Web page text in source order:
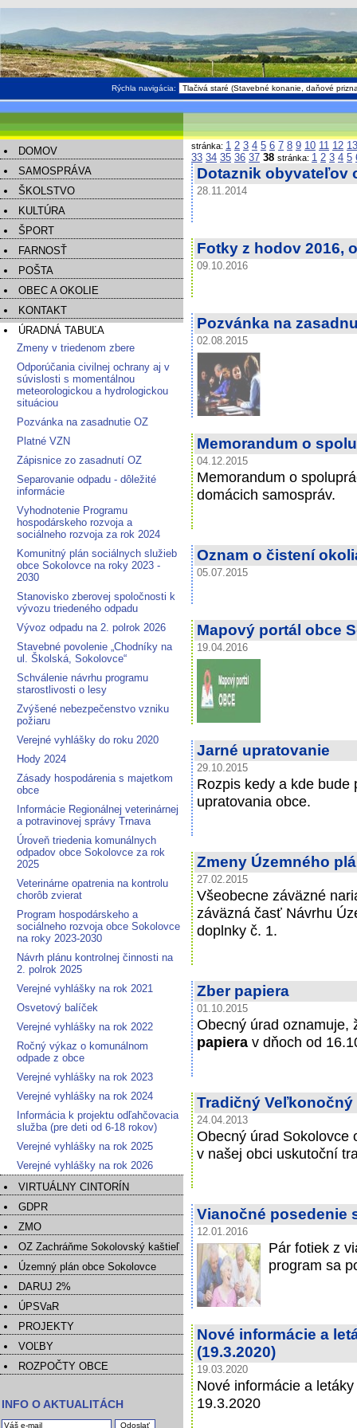
Rýchla navigácia:
DOMOV
SAMOSPRÁVA
ŠKOLSTVO
KULTÚRA
ŠPORT
FARNOSŤ
POŠTA
OBEC A OKOLIE
KONTAKT
ÚRADNÁ TABUĽA
Zmeny v triedenom zbere
Odporúčania civilnej ochrany aj v
súvislosti s momentálnou
meteorologickou a hydrologickou
situáciou
Pozvánka na zasadnutie OZ
Platné VZN
Zápisnice zo zasadnutí OZ
Separovanie odpadu - dôležité
informácie
Vyhodnotenie Programu
hospodárskeho rozvoja a
sociálneho rozvoja za rok 2024
Komunitný plán sociálnych služieb
obce Sokolovce na roky 2023 -
2030
Stanovisko zberovej spoločnosti k
vývozu triedeného odpadu
Vývoz odpadu na 2. polrok 2026
Stavebné povolenie „Chodníky na
ul. Školská, Sokolovce“
Schválenie návrhu programu
starostlivosti o lesy
Zvýšené nebezpečenstvo vzniku
požiaru
Verejné vyhlášky do roku 2020
Hody 2024
Zásady hospodárenia s majetkom
obce
Informácie Regionálnej veterinárnej
a potravinovej správy Trnava
Úroveň triedenia komunálnych
odpadov obce Sokolovce za rok
2025
Veterinárne opatrenia na kontrolu
chorôb zvierat
Program hospodárskeho a
sociálneho rozvoja obce Sokolovce
na roky 2023-2030
Návrh plánu kontrolnej činnosti na
2. polrok 2025
Verejné vyhlášky na rok 2021
Osvetový balíček
Verejné vyhlášky na rok 2022
Ročný výkaz o komunálnom
odpade z obce
Verejné vyhlášky na rok 2023
Verejné vyhlášky na rok 2024
Informácia k projektu odľahčovacia
služba (pre deti od 6-18 rokov)
Verejné vyhlášky na rok 2025
Verejné vyhlášky na rok 2026
VIRTUÁLNY CINTORÍN
GDPR
ZMO
OZ Zachráňme Sokolovský kaštieľ
Územný plán obce Sokolovce
DARUJ 2%
ÚPSVaR
PROJEKTY
VOĽBY
ROZPOČTY OBCE
INFO O AKTUALITÁCH
stránka: 1 2 3 4 5 6 7 8 9 10 11 12 13
33 34 35 36 37 38
Dotaznik obyvateľov
28.11.2014
Fotky z hodov 2016,
09.10.2016
Pozvánka na
02.08.2015
Memorandum o
04.12.2015
Memorandum o
domácich samospráv.
Oznam o čistení
05.07.2015
Mapový portál obce
19.04.2016
Jarné upratovanie
29.10.2015
Rozpis kedy a kde bude
upratovania obce.
Zmeny Územného
27.02.2015
Všeobecne záväzné
záväzná časť Návrhu
doplnky č. 1.
Zber papiera
01.10.2015
Obecný úrad oznamuje,
papiera v dňoch od
Tradičný
24.04.2013
Obecný úrad Sokolovce
v našej obci uskutoční
Vianočné posedenie
12.01.2016
Pár fotiek z
program sa
Nové informácie a
(19.3.2020)
19.03.2020
Nové informácie a
19.3.2020
stránka: 1 2 3 4 5